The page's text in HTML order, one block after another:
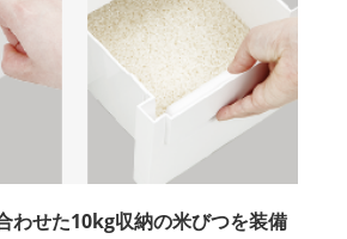
わせた10kg収納の米びつを装備